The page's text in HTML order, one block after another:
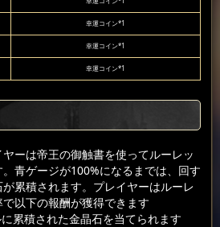
幸運コイン*1
幸運コイン*1
幸運コイン*1
ーは帝王の御触書を使ってルーレッ
。青ゲージが100%になるまでは、回す
累積されます。プレイヤーはルーレ
以下の報酬が獲得できます
累積された金晶石を当てられます